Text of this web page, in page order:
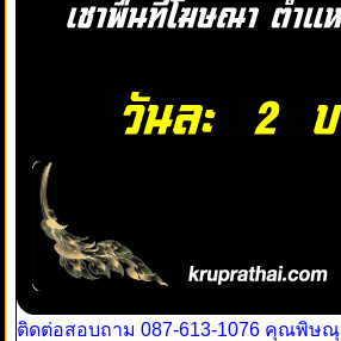
ติดต่อสอบถาม 087-613-1076 คุณพิษณุ